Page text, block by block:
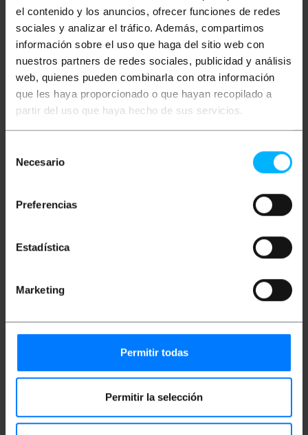
el contenido y los anuncios, ofrecer funciones de redes
sociales y analizar el tráfico. Además, compartimos
información sobre el uso que haga del sitio web con
nuestros partners de redes sociales, publicidad y análisis
web, quienes pueden combinarla con otra información
que les haya proporcionado o que hayan recopilado a
partir del uso que haya hecho de sus servicios.
Necesario
Preferencias
Estadística
Marketing
Permitir todas
Permitir la selección
Übertragungskabel, das
Datenübertragungsgeschwindigkeiten von 3,0 Gb/s
unterstützt, was ungefähr 300 MB/s entspricht.
Entspricht den UL2725 26AWG-Vorschriften.
Technische Daten
Serielles Datenkabel für SATA (SerialATA)-
Festplatten.
Dies ist ein bidirektionales serielles
Übertragungskabel, das
Datenübertragungsgeschwindigkeiten von 3,0
Entspricht den UL2725 26AWG-Vorschriften.
(SATA7-H/H).
Produktgröße (Breite x Tiefe x Höhe): 50.0 x
1.3 x 0.8 cm
Anzahl der Produkte: 1